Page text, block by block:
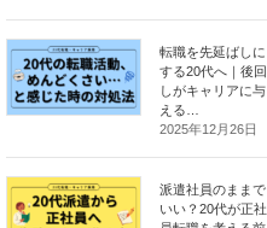
転職を先延ばしに
する20代へ｜後回
しがキャリアに与
える…
2025年12月26日
派遣社員のままで
いい？20代が正社